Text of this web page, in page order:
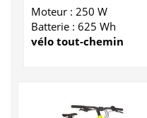
Moteur : 250 W
Batterie : 625 Wh
vélo tout-chemin